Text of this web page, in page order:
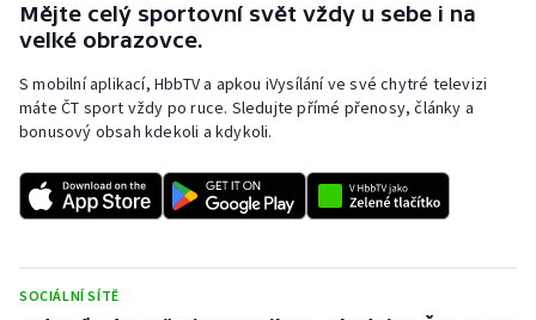
Mějte celý sportovní svět vždy u sebe i na
velké obrazovce.
S mobilní aplikací, HbbTV a apkou iVysílání ve své chytré televizi
máte ČT sport vždy po ruce. Sledujte přímé přenosy, články a
bonusový obsah kdekoli a kdykoli.
SOCIÁLNÍ SÍTĚ